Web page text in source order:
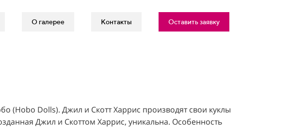
О галерее Контакты Оставить заявку
(Hobo Dolls). Джил и Скотт Харрис производят свои куклы
Джил и Скоттом Харрис, уникальна. Особенность